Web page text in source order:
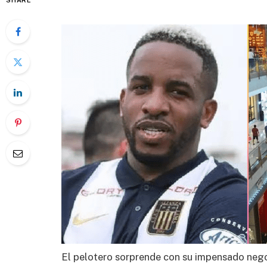
El pelotero sorprende con su impensado